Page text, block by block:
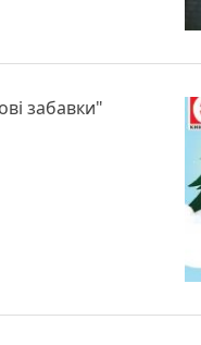
забавки"